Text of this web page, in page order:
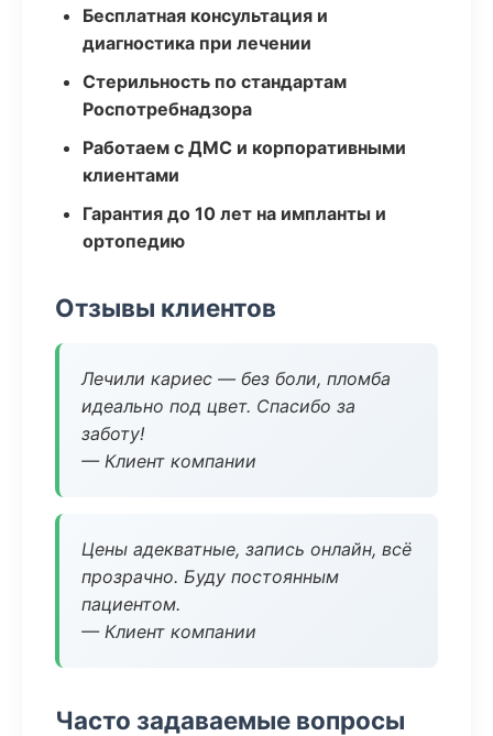
Бесплатная консультация и
диагностика при лечении
Стерильность по стандартам
Роспотребнадзора
Работаем с ДМС и корпоративными
клиентами
Гарантия до 10 лет на импланты и
ортопедию
Отзывы клиентов
Лечили кариес — без боли, пломба
идеально под цвет. Спасибо за
заботу!
— Клиент компании
Цены адекватные, запись онлайн, всё
прозрачно. Буду постоянным
пациентом.
— Клиент компании
Часто задаваемые вопросы